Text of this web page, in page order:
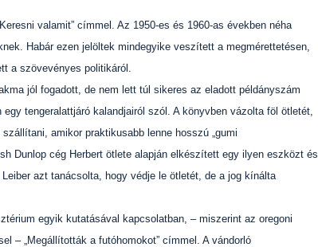
valamit” címmel. Az 1950-es és 1960-as években néha
Habár ezen jelöltek mindegyike veszített a megmérettetésen,
a szövevényes politikáról.
jól fogadott, de nem lett túl sikeres az eladott példányszám
tengeralattjáró kalandjairól szól. A könyvben vázolta föl ötletét,
amikor praktikusabb lenne hosszú „gumi
Dunlop cég Herbert ötlete alapján elkészített egy ilyen eszközt és
azt tanácsolta, hogy védje le ötletét, de a jog kínálta
egyik kutatásával kapcsolatban, – miszerint az oregoni
– „Megállították a futóhomokot” címmel. A vándorló